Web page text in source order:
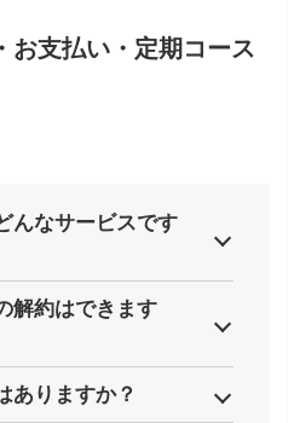
お支払い・定期コース
んなサービスです
解約はできます
ありますか？